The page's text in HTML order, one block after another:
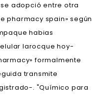
adopció entre otra
pharmacy spain» según
habias
larocque hoy-
formalmente
transmite
. "Químico para